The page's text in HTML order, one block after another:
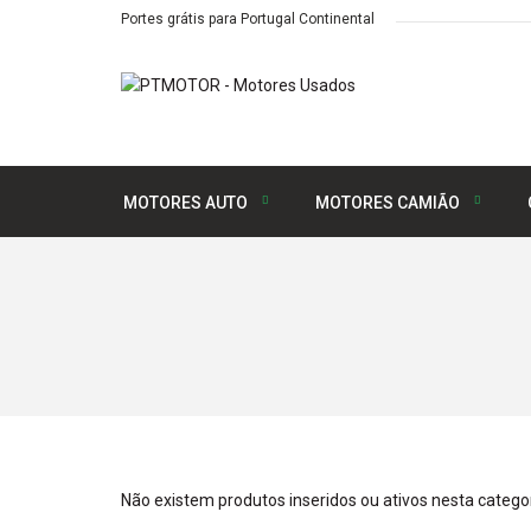
Portes grátis para Portugal Continental
MOTORES AUTO MOTORES CAMIÃO
Não existem produtos inseridos ou ativos nesta